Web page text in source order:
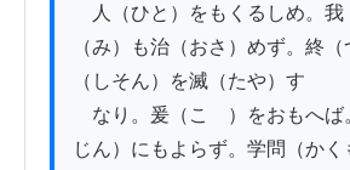
人（ひと）をもくるしめ。我
（み）も治（おさ）めず。終
（しそん）を滅（たや）す
なり。爰（こゝ）をおもへば
じん）にもよらず。学問（かく